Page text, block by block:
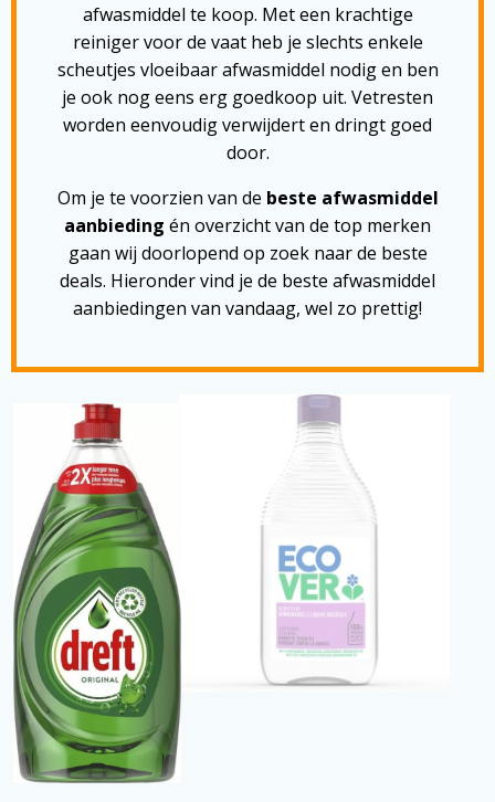
afwasmiddel te koop. Met een krachtige
reiniger voor de vaat heb je slechts enkele
scheutjes vloeibaar afwasmiddel nodig en ben
je ook nog eens erg goedkoop uit. Vetresten
worden eenvoudig verwijdert en dringt goed
door.
Om je te voorzien van de beste afwasmiddel
aanbieding én overzicht van de top merken
gaan wij doorlopend op zoek naar de beste
deals. Hieronder vind je de beste afwasmiddel
aanbiedingen van vandaag, wel zo prettig!